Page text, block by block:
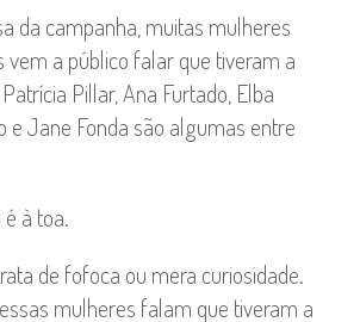
da campanha, muitas mulheres
vem a público falar que tiveram a
Pillar, Ana Furtado, Elba
e Jane Fonda são algumas entre
à toa.
de fofoca ou mera curiosidade.
mulheres falam que tiveram a